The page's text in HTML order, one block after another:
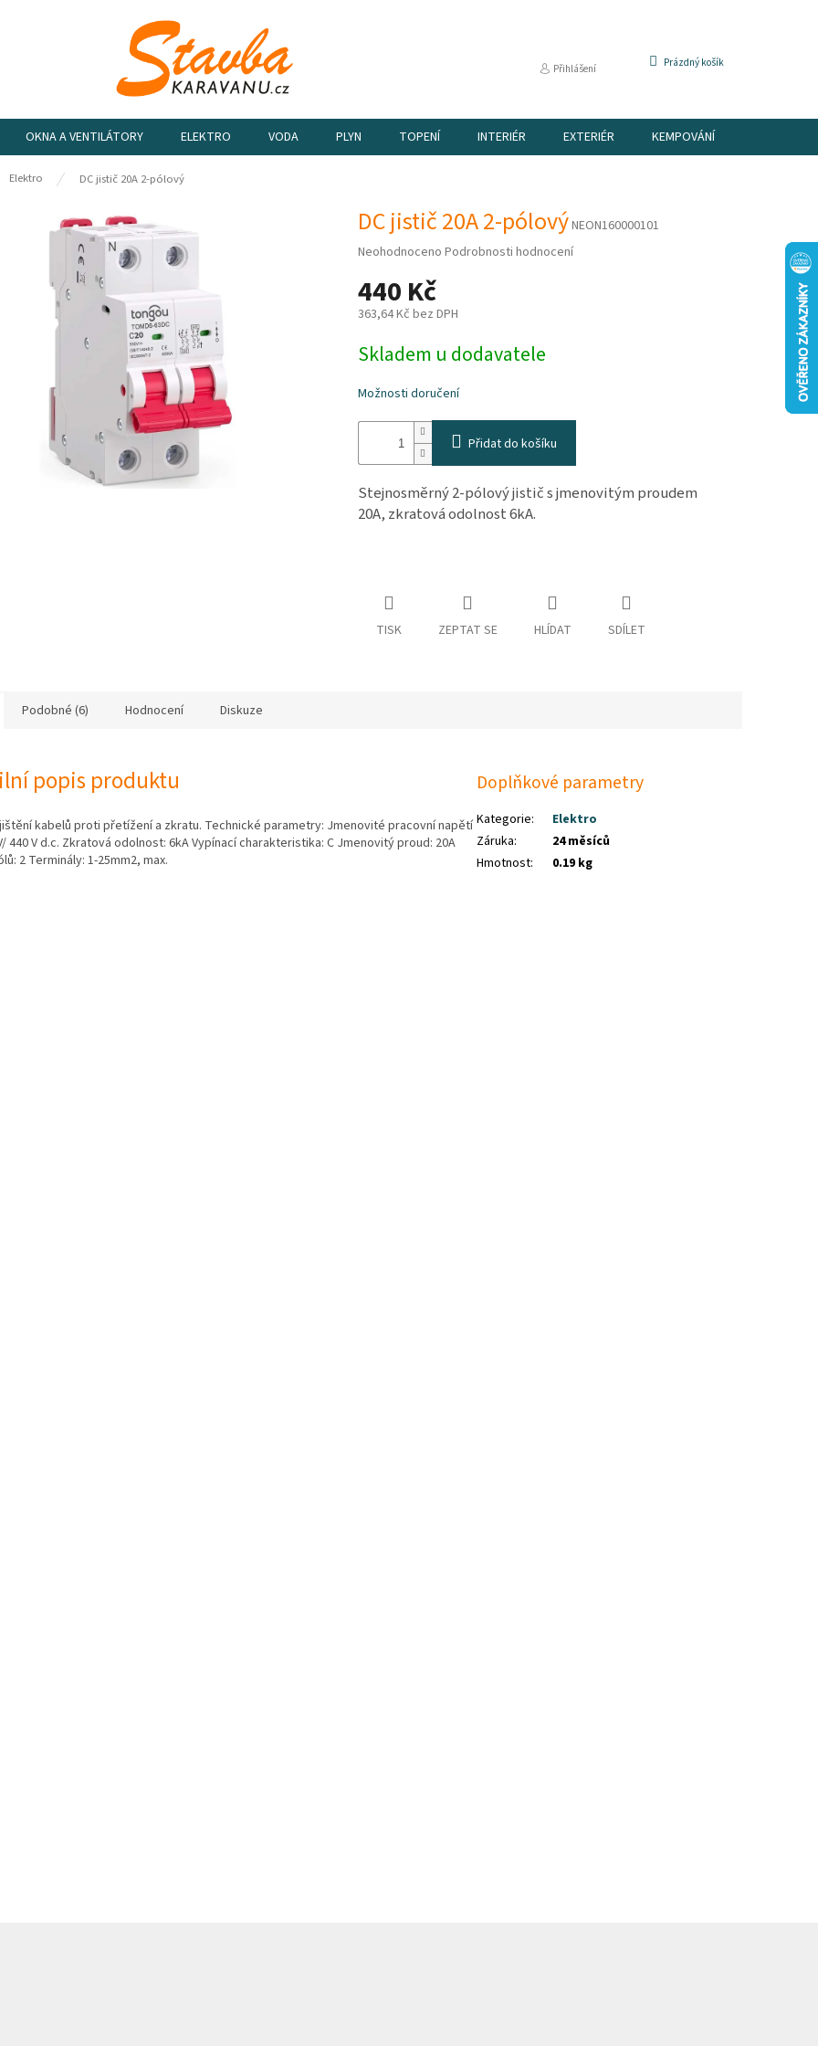
Přihlášení
NÁKUPNÍ
Prázdný košík
OKNA A VENTILÁTORY ELEKTRO VODA PLYN TOPENÍ INTERIÉR EXTERIÉR KEMPOVÁNÍ
Elektro DC jistič 20A 2-pólový
DC jistič 20A 2-pólovýNEON160000101
Průměrné
produktu
je
0,0
5
Neohodnoceno Podrobnosti hodnocení
440 Kč
363,64 Kč bez DPH
cena:
Skladem u dodavatele
Možnosti doručení
Přidat do košíku
Stejnosměrný 2-pólový jistič s jmenovitým proudem
20A, zkratová odolnost 6kA.
TISK ZEPTAT SE HLÍDAT SDÍLET
Podobné (6) Hodnocení Diskuze
popis produktu
kabelů proti přetížení a zkratu. Technické parametry: Jmenovité pracovní napětí
440 V d.c. Zkratová odolnost: 6kA Vypínací charakteristika: C Jmenovitý proud: 20A
2 Terminály: 1-25mm2, max.
Doplňkové parametry
Kategorie:
Elektro
Záruka:
24 měsíců
Hmotnost: 0.19 kg